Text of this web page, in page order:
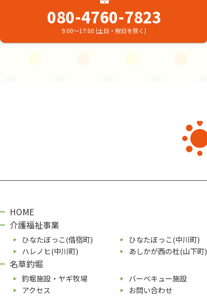
080-4760-7823
9:00～17:00 (土日・祝日を除く)
HOME
介護福祉事業
ひなたぼっこ(借宿町) ひなたぼっこ(中川町)
ハレノヒ(中川町)
あしかが⻄の杜(⼭下町)
名草釣堀
釣堀施設・ヤギ牧場
バーベキュー施設
アクセス
お問い合わせ